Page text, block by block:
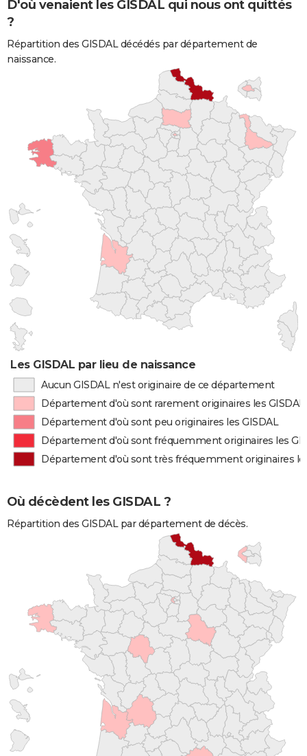
D'où venaient les GISDAL qui nous ont quittés
?
Répartition des GISDAL décédés par département de
naissance.
Les GISDAL par lieu de naissance
Aucun GISDAL n'est originaire de ce département
Département d'où sont rarement originaires les GISDAL
Département d'où sont peu originaires les GISDAL
Département d'où sont fréquemment originaires les
Département d'où sont très fréquemment originaires
Où décèdent les GISDAL ?
Répartition des GISDAL par département de décès.